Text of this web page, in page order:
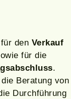
den Verkauf
für die
.
Beratung von
Durchführung